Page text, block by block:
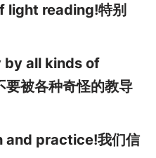
light reading!特别
by all kinds of
被各种奇怪的教导
and practice!我们信